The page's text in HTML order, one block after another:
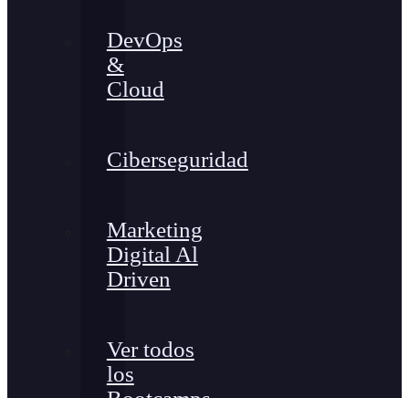
DevOps
&
Cloud
Ciberseguridad
Marketing
Digital Al
Driven
Ver todos
los